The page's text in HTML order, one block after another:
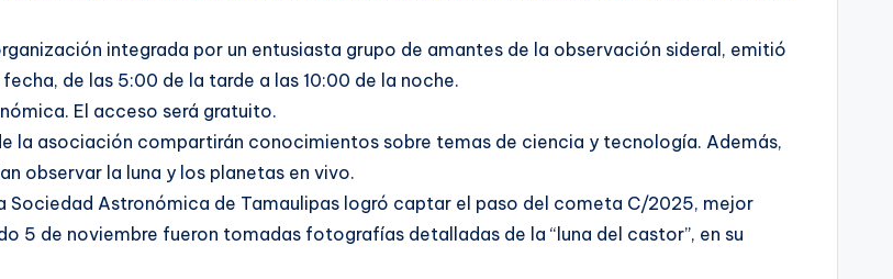
integrada por un entusiasta grupo de amantes de la observación sideral, emitió
de las 5:00 de la tarde a las 10:00 de la noche.
El acceso será gratuito.
la asociación compartirán conocimientos sobre temas de ciencia y tecnología. Además,
observar la luna y los planetas en vivo.
Astronómica de Tamaulipas logró captar el paso del cometa C/2025, mejor
5 de noviembre fueron tomadas fotografías detalladas de la “luna del castor”, en su